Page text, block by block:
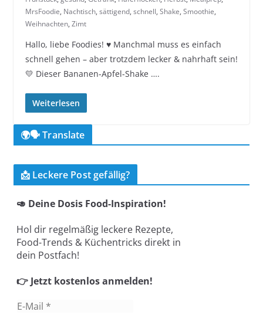
MrsFoodie, Nachtisch, sättigend, schnell, Shake, Smoothie,
Weihnachten, Zimt
Hallo, liebe Foodies! ♥︎ Manchmal muss es einfach
schnell gehen – aber trotzdem lecker & nahrhaft sein!
💛 Dieser Bananen-Apfel-Shake ….
Weiterlesen
🌍🗣️ Translate
📩 Leckere Post gefällig?
🥑 Deine Dosis Food-Inspiration!
Hol dir regelmäßig leckere Rezepte,
Food-Trends & Küchentricks direkt in
dein Postfach!
👉 Jetzt kostenlos anmelden!